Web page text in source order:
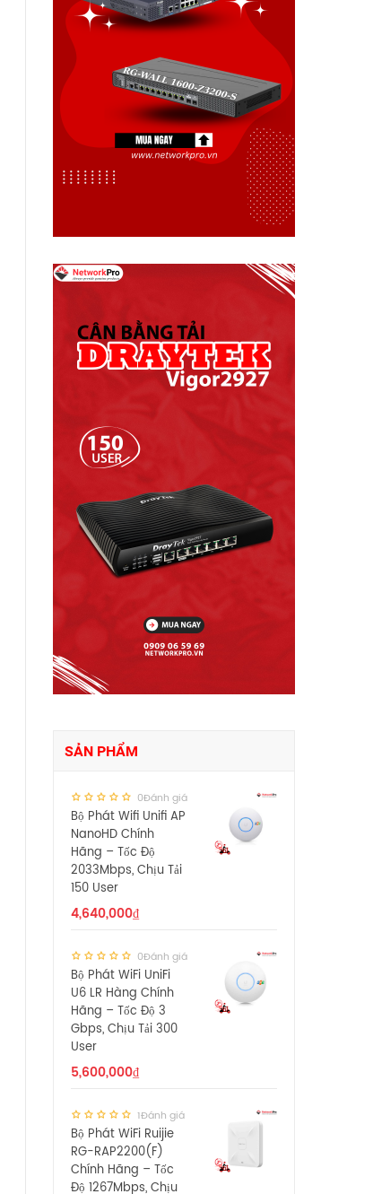
SẢN PHẨM
0Đánh giá
Bộ Phát Wifi Unifi AP
NanoHD Chính
Hãng – Tốc Độ
2033Mbps, Chịu Tải
150 User
4,640,000₫
0Đánh giá
Bộ Phát WiFi UniFi
U6 LR Hàng Chính
Hãng – Tốc Độ 3
Gbps, Chịu Tải 300
User
5,600,000₫
1Đánh giá
Bộ Phát WiFi Ruijie
RG-RAP2200(F)
Chính Hãng – Tốc
Độ 1267Mbps, Chịu